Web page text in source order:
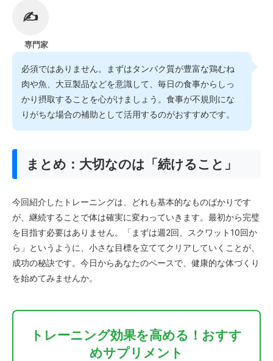
✍
専門家
必須ではありません。まずはタンパク質が豊富な鶏むね
肉や魚、大豆製品などを意識して、毎日の食事からしっ
かり摂取することを心がけましょう。食事が不規則にな
りがちな場合の補助として活用するのがおすすめです。
まとめ：大切なのは「続けること」
今回紹介したトレーニングは、どれも基本的なものばかりです
が、継続することで体は確実に変わっていきます。最初から完璧
を目指す必要はありません。「まずは週2回、スクワット10回か
ら」というように、小さな目標を立ててクリアしていくことが、
成功の秘訣です。今日からあなたのペースで、健康的な体づくり
を始めてみませんか。
トレーニング効果を高める！おすす
めサプリメント